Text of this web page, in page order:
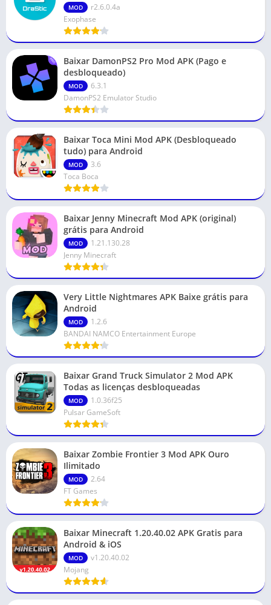
MOD
r2.6.0.4a
Exophase
Baixar DamonPS2 Pro Mod APK (Pago e
desbloqueado)
MOD
6.3.1
DamonPS2 Emulator Studio
Baixar Toca Mini Mod APK (Desbloqueado
tudo) para Android
MOD
3.6
Toca Boca
Baixar Jenny Minecraft Mod APK (original)
grátis para Android
MOD
1.21.130.28
Jenny Minecraft
Very Little Nightmares APK Baixe grátis para
Android
MOD
1.2.6
BANDAI NAMCO Entertainment Europe
Baixar Grand Truck Simulator 2 Mod APK
Todas as licenças desbloqueadas
MOD
1.0.36f25
Pulsar GameSoft
Baixar Zombie Frontier 3 Mod APK Ouro
Ilimitado
MOD
2.64
FT Games
Baixar Minecraft 1.20.40.02 APK Gratis para
Android & iOS
MOD
v1.20.40.02
Mojang